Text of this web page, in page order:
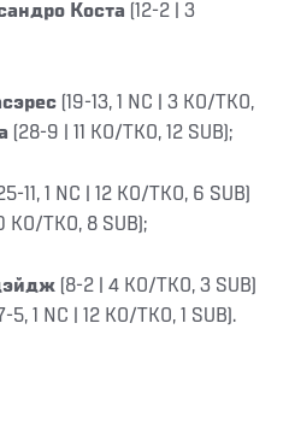
Коста (12-2 | 3
(19-13, 1 NC | 3 KO/TKO,
(28-9 | 11 KO/TKO, 12 SUB);
11, 1 NC | 12 KO/TKO, 6 SUB)
KO/TKO, 8 SUB);
(8-2 | 4 KO/TKO, 3 SUB)
5, 1 NC | 12 KO/TKO, 1 SUB).